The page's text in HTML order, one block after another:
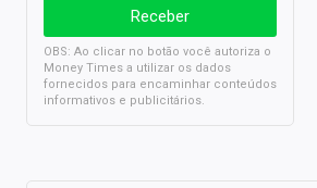
OBS: Ao clicar no botão você autoriza o
Money Times a utilizar os dados
fornecidos para encaminhar conteúdos
informativos e publicitários.